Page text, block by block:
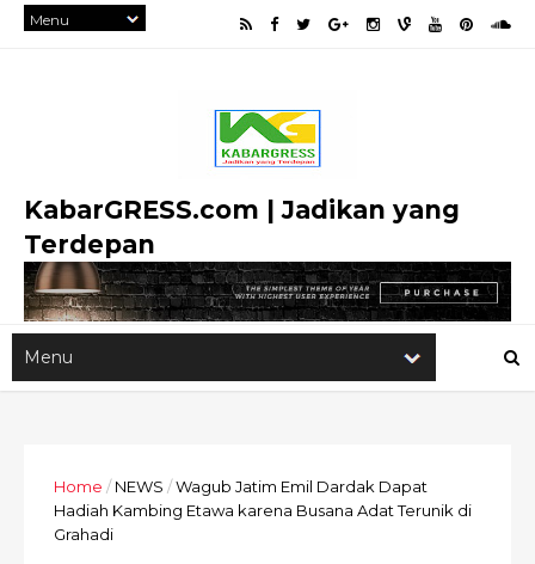
KabarGRESS.com | Jadikan yang
Terdepan
Home / NEWS /Wagub Jatim Emil Dardak Dapat
Hadiah Kambing Etawa karena Busana Adat Terunik di
Grahadi